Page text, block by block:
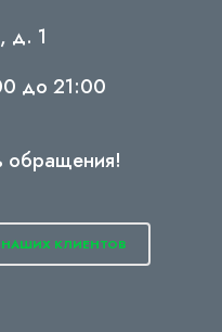
д. 1
до 21:00
обращения!
КЛИЕНТОВ